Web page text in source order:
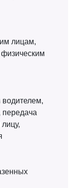
лицам,
передача